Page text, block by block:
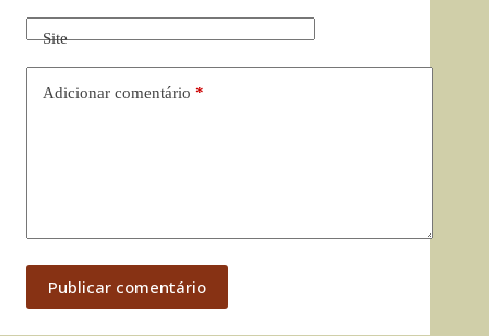
Site
Adicionar comentário *
Publicar comentário